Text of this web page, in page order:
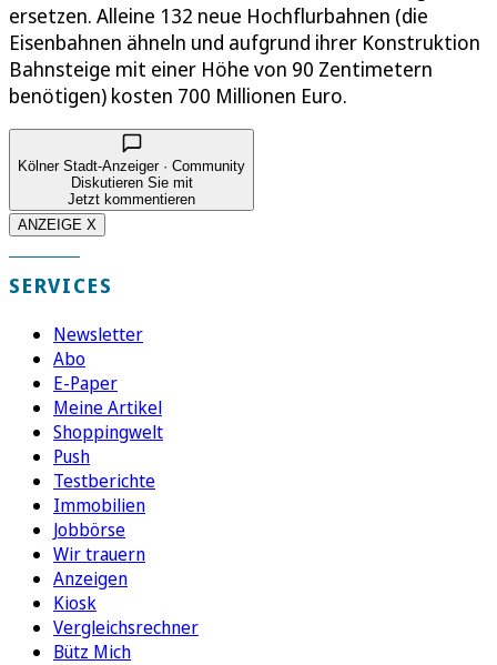
ersetzen. Alleine 132 neue Hochflurbahnen (die
Eisenbahnen ähneln und aufgrund ihrer Konstruktion
Bahnsteige mit einer Höhe von 90 Zentimetern
benötigen) kosten 700 Millionen Euro.
Kölner Stadt-Anzeiger · Community
Diskutieren Sie mit
Jetzt kommentieren
ANZEIGE X
SERVICES
Newsletter
Abo
E-Paper
Meine Artikel
Shoppingwelt
Push
Testberichte
Immobilien
Jobbörse
Wir trauern
Anzeigen
Kiosk
Vergleichsrechner
Bütz Mich